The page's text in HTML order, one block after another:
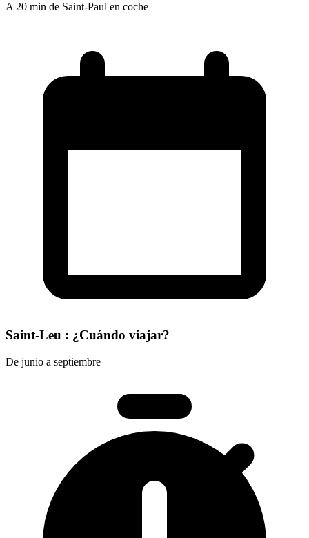
A 20 min de Saint-Paul en coche
Saint-Leu : ¿Cuándo viajar?
De junio a septiembre